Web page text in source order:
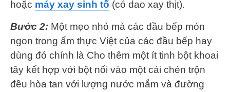
hoặc máy xay sinh tố (có dao xay thịt).
Bước 2: Một mẹo nhỏ mà các đầu bếp món
ngon trong ẩm thực Việt của các đầu bếp hay
dùng đó chính là Cho thêm một ít tinh bột khoai
tây kết hợp với bột nổi vào một cái chén trộn
đều hòa tan với lượng nước mắm và đường